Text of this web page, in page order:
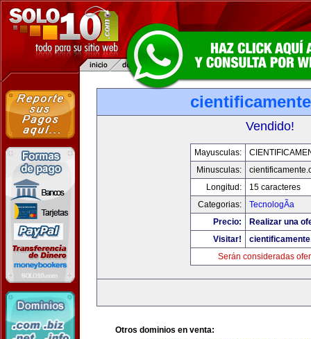
Vendido!
Mayusculas:
Minusculas:
Longitud:
15 caracteres
Categorias:
TecnologÃ­a
Precio:
Realizar una
Visitar!
Serán consideradas
Otros dominios en venta: